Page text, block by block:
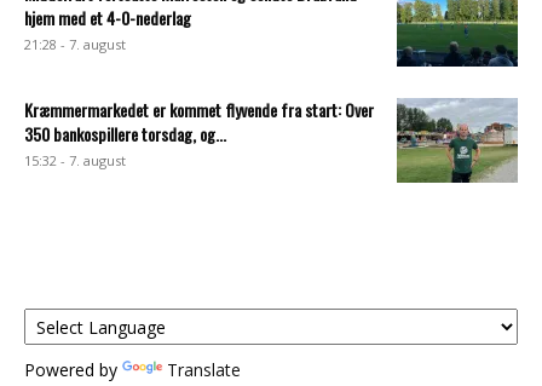
hjem med et 4-0-nederlag
21:28 - 7. august
Kræmmermarkedet er kommet flyvende fra start: Over
350 bankospillere torsdag, og...
15:32 - 7. august
Powered by Translate